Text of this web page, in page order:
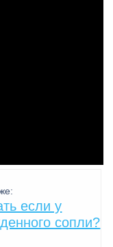
если у
сопли?